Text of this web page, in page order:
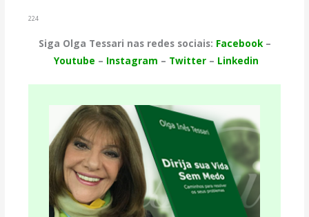
224
Siga Olga Tessari nas redes sociais: Facebook–
Youtube – Instagram – Twitter– Linkedin